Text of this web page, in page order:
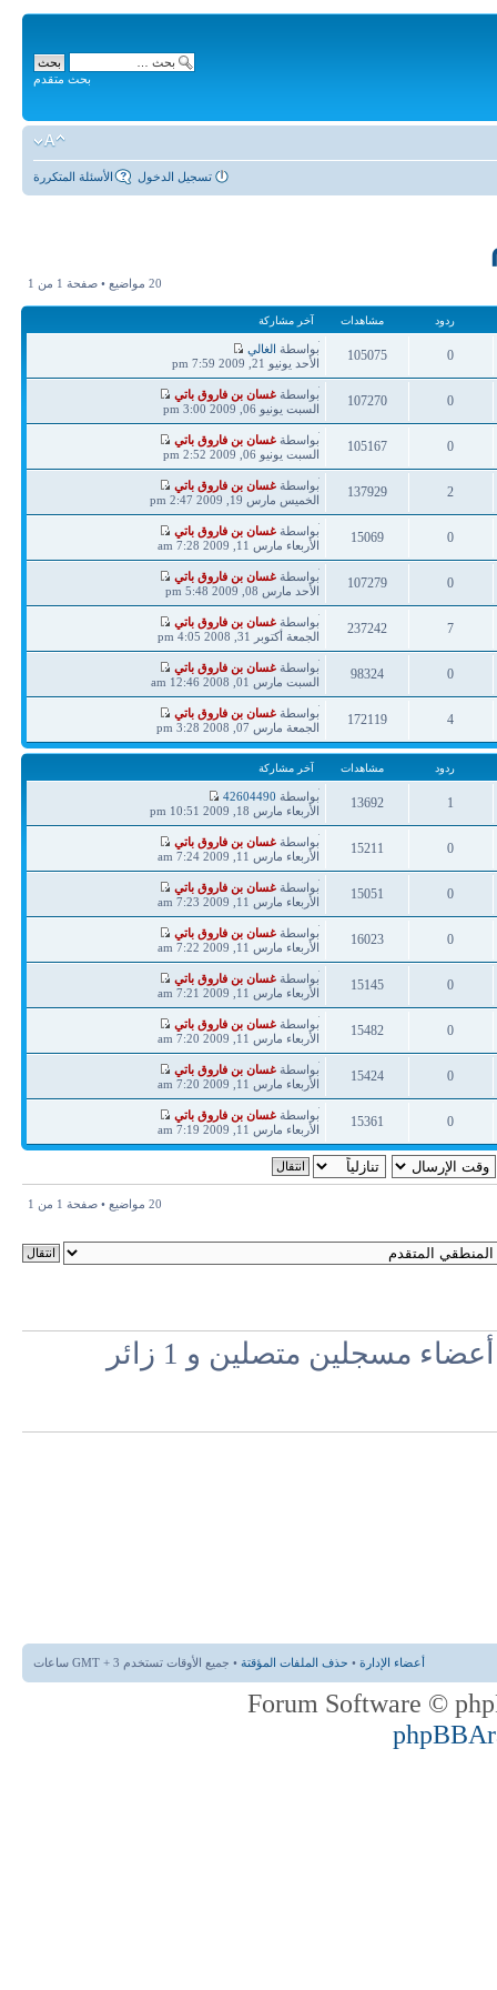
بحث متقدم
الأسئلة المتكررة تسجيل الدخول
20 مواضيع • صفحة 1 من 1
ردود مشاهدات آخر مشاركة
0
ردود
105075
مشاهدات
آخر
مشاركة
بواسطة الغالي
الأحد يونيو 21, 2009 7:59 pm
0
107270
آخر
مشاركة
بواسطةغسان بن فاروق باتي
السبت يونيو 06, 2009 3:00 pm
0
ردود
105167
مشاهدات
آخر
مشاركة
بواسطةغسان بن فاروق باتي
السبت يونيو 06, 2009 2:52 pm
2
137929
آخر
مشاركة
بواسطةغسان بن فاروق باتي
الخميس مارس 19, 2009 2:47 pm
0
ردود
15069
مشاهدات
آخر
مشاركة
بواسطةغسان بن فاروق باتي
الأربعاء مارس 11, 2009 7:28 am
0
107279
آخر
مشاركة
بواسطةغسان بن فاروق باتي
الأحد مارس 08, 2009 5:48 pm
7
ردود
237242
مشاهدات
آخر
مشاركة
بواسطةغسان بن فاروق باتي
الجمعة أكتوبر 31, 2008 4:05 pm
0
98324
آخر
مشاركة
بواسطةغسان بن فاروق باتي
السبت مارس 01, 2008 12:46 am
4
ردود
172119
مشاهدات
آخر
مشاركة
بواسطةغسان بن فاروق باتي
الجمعة مارس 07, 2008 3:28 pm
ردود مشاهدات آخر مشاركة
1
13692
آخر
مشاركة
بواسطة 42604490
الأربعاء مارس 18, 2009 10:51 pm
0
ردود
15211
مشاهدات
آخر
مشاركة
بواسطةغسان بن فاروق باتي
الأربعاء مارس 11, 2009 7:24 am
0
15051
آخر
مشاركة
بواسطةغسان بن فاروق باتي
الأربعاء مارس 11, 2009 7:23 am
0
ردود
16023
مشاهدات
آخر
مشاركة
بواسطةغسان بن فاروق باتي
الأربعاء مارس 11, 2009 7:22 am
0
15145
آخر
مشاركة
بواسطةغسان بن فاروق باتي
الأربعاء مارس 11, 2009 7:21 am
0
ردود
15482
مشاهدات
آخر
مشاركة
بواسطةغسان بن فاروق باتي
الأربعاء مارس 11, 2009 7:20 am
0
15424
آخر
مشاركة
بواسطةغسان بن فاروق باتي
الأربعاء مارس 11, 2009 7:20 am
0
ردود
15361
مشاهدات
آخر
مشاركة
بواسطةغسان بن فاروق باتي
الأربعاء مارس 11, 2009 7:19 am
20 مواضيع • صفحة 1 من 1
مسجلين متصلين و 1 زائر
أعضاء الإدارة • حذف الملفات المؤقتة • جميع الأوقات تستخدم GMT + 3 ساعات